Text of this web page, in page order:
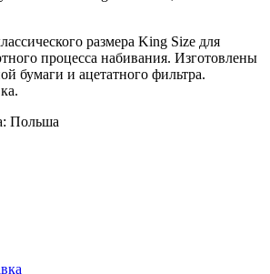
размера King Size для
процесса набивания. Изготовлены
бумаги и ацетатного фильтра.
Польша